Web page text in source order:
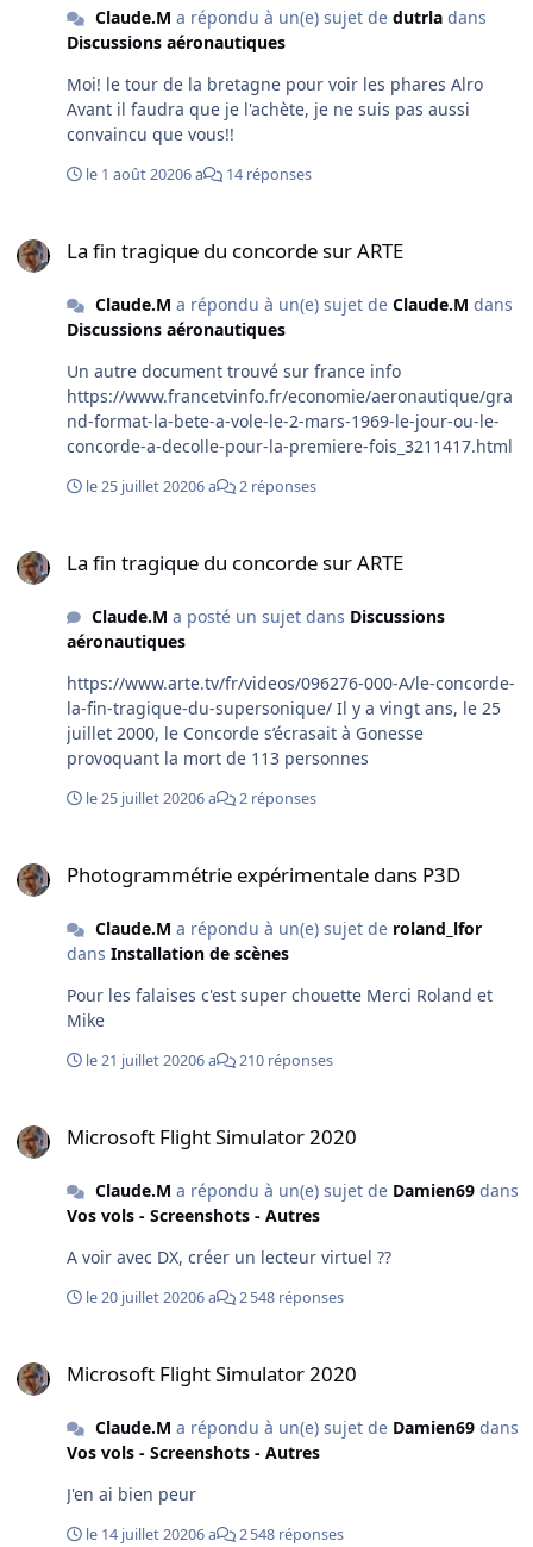
Claude.M a répondu à un(e) sujet de dutrladans
Discussions aéronautiques
Moi! le tour de la bretagne pour voir les phares Alro
Avant il faudra que je l'achète, je ne suis pas aussi
convaincu que vous!!
le 1 août 20206 a 14 réponses
La fin tragique du concorde sur ARTE
Claude.M a répondu à un(e) sujet de Claude.M dans
Discussions aéronautiques
Un autre document trouvé sur france info
https://www.francetvinfo.fr/economie/aeronautique/gra
nd-format-la-bete-a-vole-le-2-mars-1969-le-jour-ou-le-
concorde-a-decolle-pour-la-premiere-fois_3211417.html
le 25 juillet 20206 a 2 réponses
La fin tragique du concorde sur ARTE
Claude.M a posté un sujet dans Discussions
aéronautiques
https://www.arte.tv/fr/videos/096276-000-A/le-concorde-
la-fin-tragique-du-supersonique/ Il y a vingt ans, le 25
juillet 2000, le Concorde s’écrasait à Gonesse
provoquant la mort de 113 personnes
le 25 juillet 20206 a 2 réponses
Photogrammétrie expérimentale dans P3D
Claude.M a répondu à un(e) sujet de roland_lfor
dans Installation de scènes
Pour les falaises c'est super chouette Merci Roland et
Mike
le 21 juillet 20206 a 210 réponses
Microsoft Flight Simulator 2020
Claude.M a répondu à un(e) sujet de Damien69dans
Vos vols - Screenshots - Autres
A voir avec DX, créer un lecteur virtuel ??
le 20 juillet 20206 a 2 548 réponses
Microsoft Flight Simulator 2020
Claude.M a répondu à un(e) sujet de Damien69dans
Vos vols - Screenshots - Autres
J'en ai bien peur
le 14 juillet 20206 a 2 548 réponses